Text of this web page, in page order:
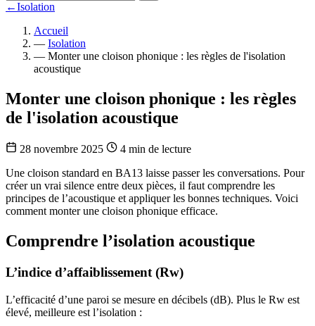
←Isolation
Accueil
— Isolation
— Monter une cloison phonique : les règles de l'isolation
acoustique
Monter une cloison phonique : les règles
de l'isolation acoustique
28 novembre 2025
4 min de lecture
Une cloison standard en BA13 laisse passer les conversations. Pour
créer un vrai silence entre deux pièces, il faut comprendre les
principes de l’acoustique et appliquer les bonnes techniques. Voici
comment monter une cloison phonique efficace.
Comprendre l’isolation acoustique
L’indice d’affaiblissement (Rw)
L’efficacité d’une paroi se mesure en décibels (dB). Plus le Rw est
élevé, meilleure est l’isolation :